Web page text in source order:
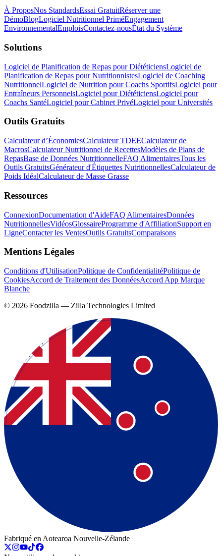
À ProposNos StandardsEssai GratuitRéserver une
DémoBlogLogiciel Nutritionnel PriméEngagement
EnvironnementalEmploisContactez-nousÉtat du Système
Solutions
Logiciel de Planification de Repas pour DiététiciensLogiciel de
Planification de Repas pour NutritionnistesLogiciel de Coaching
NutritionnelLogiciel de Nutrition pour Coachs SportifsLogiciel pour
Entraîneurs PersonnelsLogiciel pour DiététiciensLogiciel pour
Coachs SantéLogiciel pour Cabinet PrivéLogiciel pour Universités
Outils Gratuits
Calculateur d’ÉconomiesCalculateur TDEECalculateur de
MacrosCalculateur Nutritionnel de RecettesModèles de Plans de
RepasBase de Données NutritionnelleFAQ AlimentairesTous les
Outils GratuitsGénérateur d'Étiquettes NutritionnellesCalculateur de
Poids IdéalCalculateur de Masse Grasse
Ressources
ConnexionDocumentation d'AideFAQ AlimentairesDonnées
NutritionnellesVidéosGlossaireProgramme d'AffiliationSupport en
LigneContacter les VentesOutils GratuitsComparaisons
Mentions Légales
Conditions d'UtilisationPolitique de ConfidentialitéPolitique de
CookiesAccord de Traitement des DonnéesAccord App Marque
Blanche
© 2026 Foodzilla — Zilla Technologies Limited
Fabriqué en Aotearoa Nouvelle-Zélande